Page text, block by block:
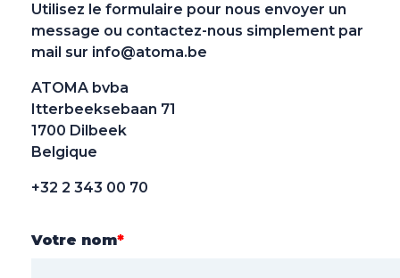
Utilisez le formulaire pour nous envoyer un
message ou contactez-nous simplement par
mail sur info@atoma.be
ATOMA bvba
Itterbeeksebaan 71
1700 Dilbeek
Belgique
+32 2 343 00 70
Votre nom*